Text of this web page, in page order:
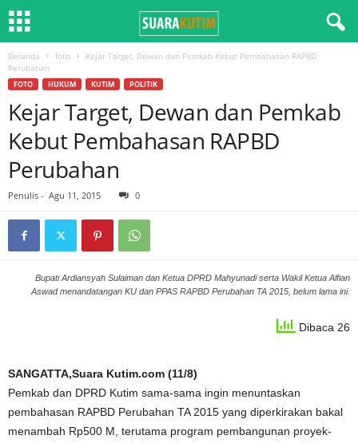
Beranda foto
Kejar Target, Dewan dan Pemkab Kebut Pembahasan RAPBD
Perubahan
FOTO HUKUM KUTIM POLITIK
Kejar Target, Dewan dan Pemkab
Kebut Pembahasan RAPBD
Perubahan
Penulis - Agu 11, 2015 0
Bupati Ardiansyah Sulaiman dan Ketua DPRD Mahyunadi serta Wakil Ketua Alfian
Aswad menandatangan KU dan PPAS RAPBD Perubahan TA 2015, belum lama ini.
Dibaca 26
SANGATTA,Suara Kutim.com (11/8)
Pemkab dan DPRD Kutim sama-sama ingin menuntaskan
pembahasan RAPBD Perubahan TA 2015 yang diperkirakan bakal
menambah Rp500 M, terutama program pembangunan proyek-